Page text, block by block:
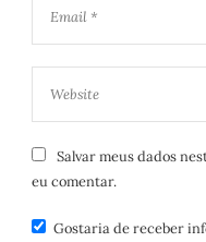
Salvar meus dados
eu comentar.
Gostaria de receber